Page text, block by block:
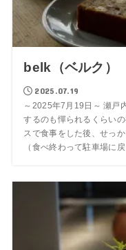
belk（ベルク）
2025.07.19
～2025年7月19日～ 瀬戸
するのも憚られるくらい
スで食事をした後、せっ
（食べ終わって駐車場に戻